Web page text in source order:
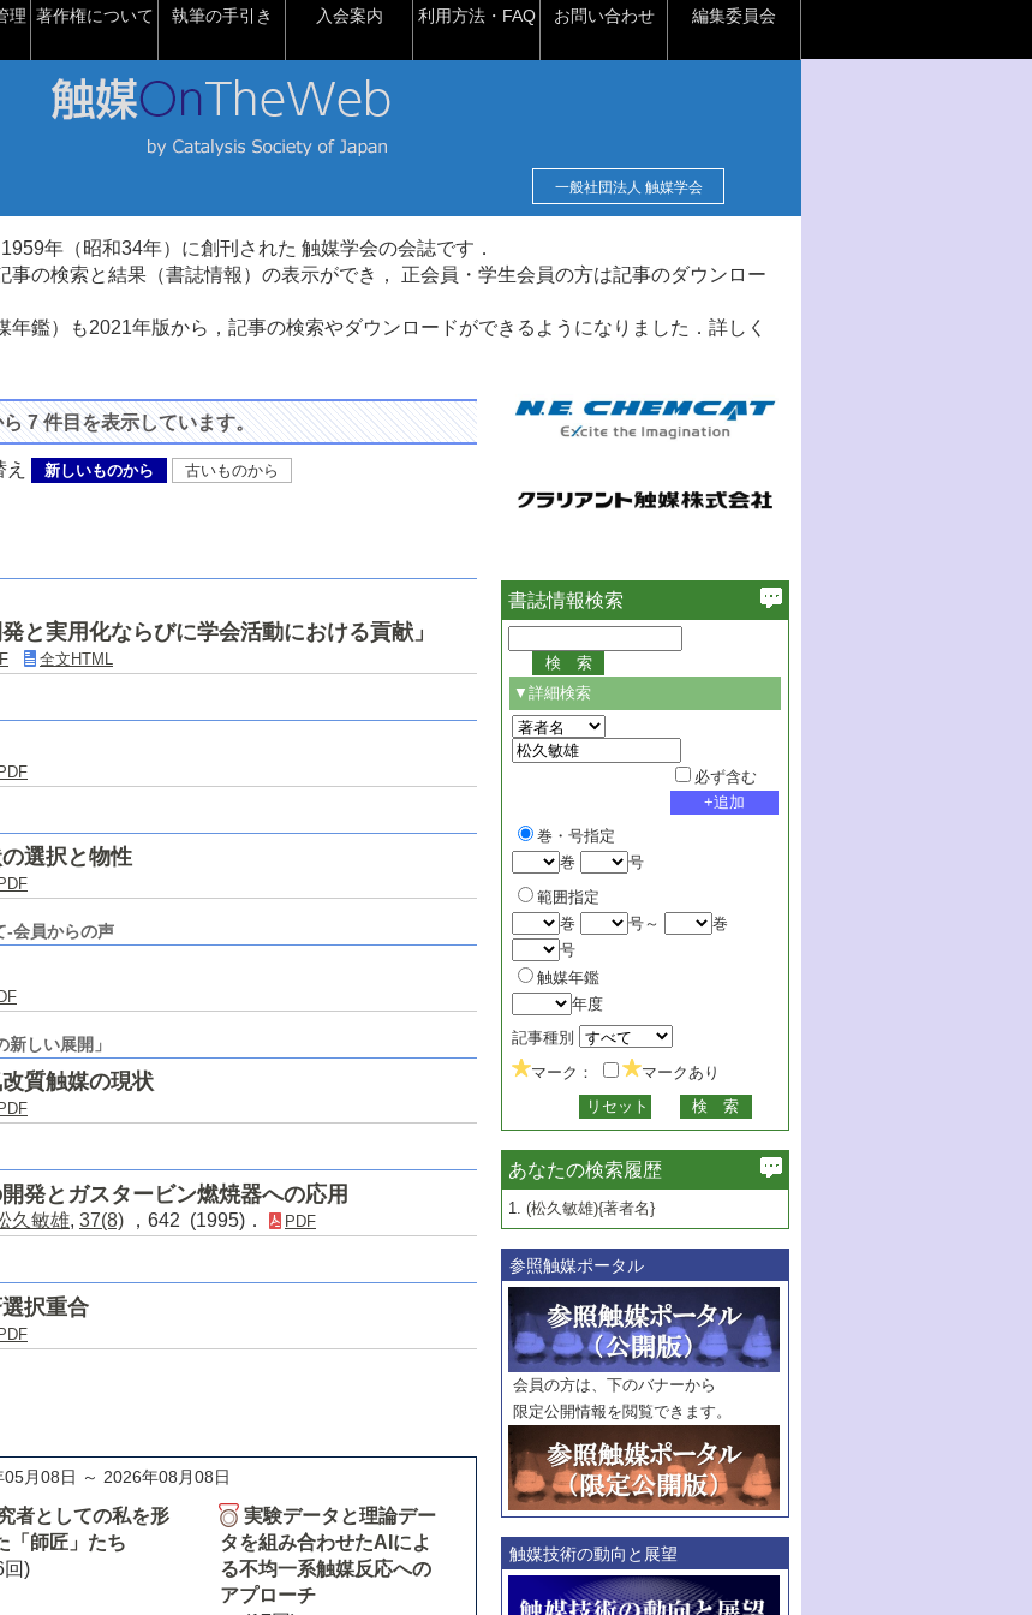
理 著作権について 執筆の手引き 入会案内 利用方法・FAQ お問い合わせ 編集委員会
一般社団法人 触媒学会
年（昭和34年）に創刊された 触媒学会の会誌です．
事の検索と結果（書誌情報）の表示ができ， 正会員・学生会員の方は記事のダウンロー
年鑑）も2021年版から，記事の検索やダウンロードができるようになりました．詳しく
7 件目を表示しています。
新しいものから 古いものから
と実用化ならびに学会活動における貢献」
全文HTML
選択と物性
PDF
-会員からの声
しい展開」
質触媒の現状
PDF
発とガスタービン燃焼器への応用
久敏雄, 37(8) ，642 (1995)． PDF
択重合
05月08日 ～ 2026年08月08日
者としての私を形
「師匠」たち
回)
実験データと理論デー
タを組み合わせたAIによ
る不均一系触媒反応への
アプローチ
書誌情報検索
▼詳細検索
必ず含む
巻・号指定
巻
号
範囲指定
巻
号～
巻
号
触媒年鑑
年度
記事種別
マーク：
マークあり
あなたの検索履歴
1. (松久敏雄){著者名}
参照触媒ポータル
会員の方は、下のバナーから
限定公開情報を閲覧できます。
触媒技術の動向と展望